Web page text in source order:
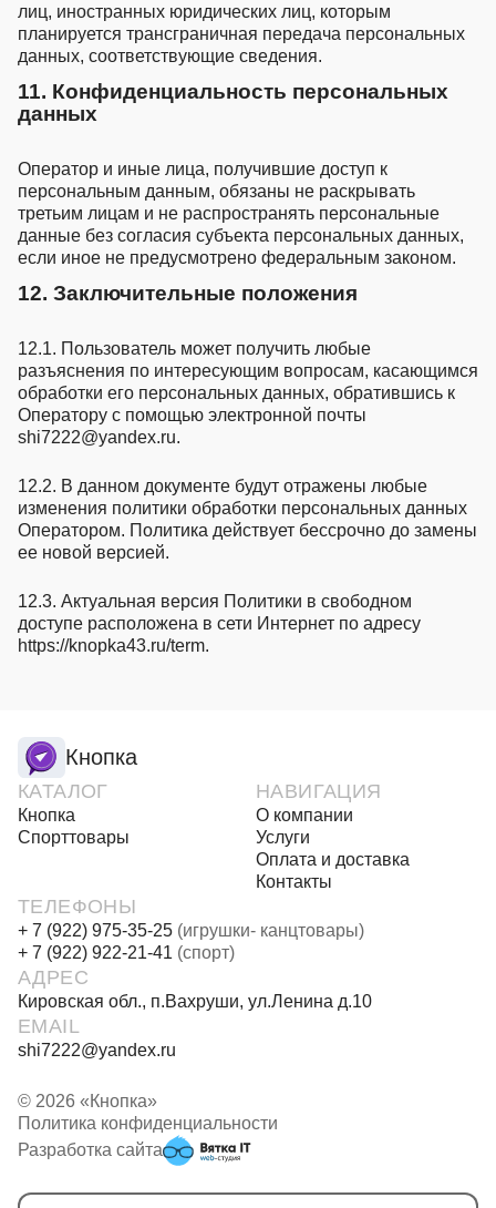
лиц, иностранных юридических лиц, которым
планируется трансграничная передача персональных
данных, соответствующие сведения.
11. Конфиденциальность персональных
данных
Оператор и иные лица, получившие доступ к
персональным данным, обязаны не раскрывать
третьим лицам и не распространять персональные
данные без согласия субъекта персональных данных,
если иное не предусмотрено федеральным законом.
12. Заключительные положения
12.1. Пользователь может получить любые
разъяснения по интересующим вопросам, касающимся
обработки его персональных данных, обратившись к
Оператору с помощью электронной почты
shi7222@yandex.ru.
12.2. В данном документе будут отражены любые
изменения политики обработки персональных данных
Оператором. Политика действует бессрочно до замены
ее новой версией.
12.3. Актуальная версия Политики в свободном
доступе расположена в сети Интернет по адресу
https://knopka43.ru/term.
Кнопка
КАТАЛОГ
Кнопка
Спорттовары
НАВИГАЦИЯ
О компании
Услуги
Оплата и доставка
Контакты
ТЕЛЕФОНЫ
+ 7 (922) 975-35-25 (игрушки- канцтовары)
+ 7 (922) 922-21-41 (спорт)
АДРЕС
Кировская обл., п.Вахруши, ул.Ленина д.10
EMAIL
shi7222@yandex.ru
© 2026 «Кнопка»
Политика конфиденциальности
Разработка сайта